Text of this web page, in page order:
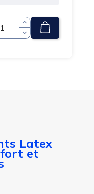
Quantité
Latex
et